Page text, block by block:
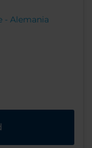
- Alemania